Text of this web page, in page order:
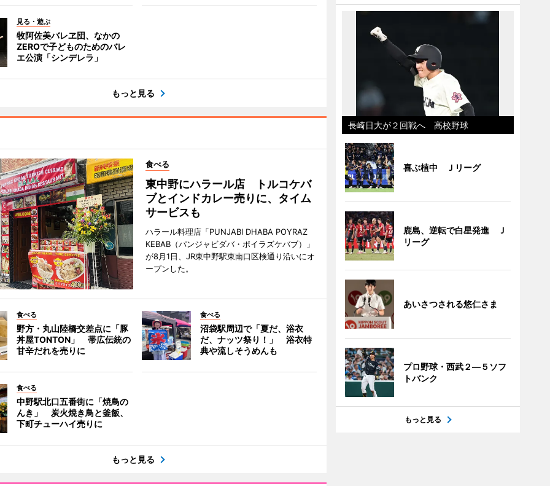
見る・遊ぶ
牧阿佐美バレヱ団、なかの
ZEROで子どものためのバレ
エ公演「シンデレラ」
もっと見る
食べる
東中野にハラール店 トルコケバ
ブとインドカレー売りに、タイム
サービスも
ハラール料理店「PUNJABI DHABA POYRAZ
KEBAB（パンジャビダバ・ポイラズケバブ）」
が8月1日、JR東中野駅東南口区検通り沿いにオ
ープンした。
食べる
野方・丸山陸橋交差点に「豚
丼屋TONTON」 帯広伝統の
甘辛だれを売りに
食べる
沼袋駅周辺で「夏だ、浴衣
だ、ナッツ祭り！」 浴衣特
典や流しそうめんも
食べる
中野駅北口五番街に「焼鳥の
んき」 炭火焼き鳥と釜飯、
下町チューハイ売りに
もっと見る
長崎日大が２回戦へ 高校野球
喜ぶ植中 Ｊリーグ
鹿島、逆転で白星発進 Ｊ
リーグ
あいさつされる悠仁さま
プロ野球・西武２―５ソフ
トバンク
もっと見る